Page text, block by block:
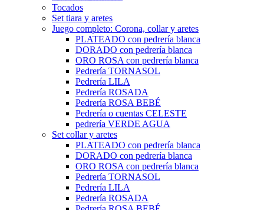
Tocados
Set tiara y aretes
Juego completo: Corona, collar y aretes
PLATEADO con pedrería blanca
DORADO con pedrería blanca
ORO ROSA con pedrería blanca
Pedrería TORNASOL
Pedrería LILA
Pedrería ROSADA
Pedrería ROSA BEBÉ
Pedrería o cuentas CELESTE
pedrería VERDE AGUA
Set collar y aretes
PLATEADO con pedrería blanca
DORADO con pedrería blanca
ORO ROSA con pedrería blanca
Pedrería TORNASOL
Pedrería LILA
Pedrería ROSADA